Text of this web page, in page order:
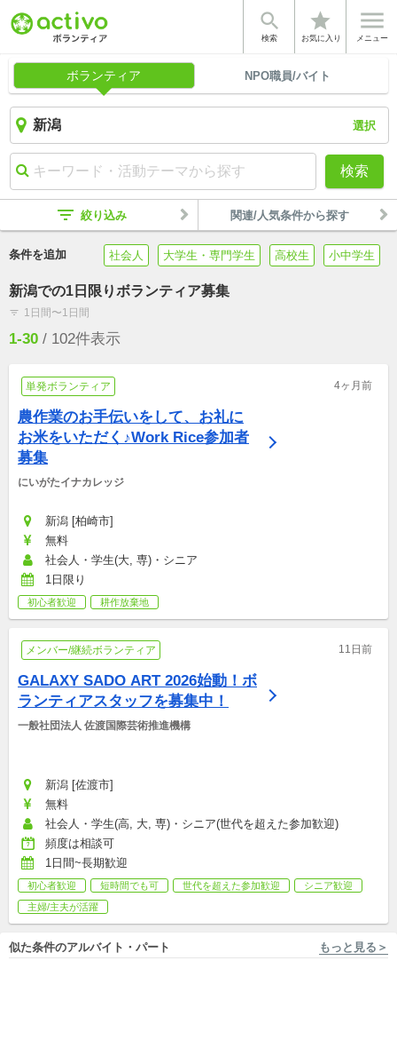

検索
star
お気に入り

メニュー
ボランティア NPO職員/バイト
選択
検索
filter_list 絞り込み 関連/人気条件から探す
条件を追加 社会人 大学生・専門学生 高校生 小中学生
新潟での1日限りボランティア募集
filter_list 1日間〜1日間
1-30 / 102件表示
単発ボランティア 4ヶ月前
農作業のお手伝いをして、お礼に
お米をいただく♪Work Rice参加者
募集
にいがたイナカレッジ
新潟 [柏崎市]
無料
社会人・学生(大, 専)・シニア
1日限り
初心者歓迎 耕作放棄地
メンバー/継続ボランティア 11日前
GALAXY SADO ART 2026始動！ボ
ランティアスタッフを募集中！
一般社団法人 佐渡国際芸術推進機構
新潟 [佐渡市]
無料
社会人・学生(高, 大, 専)・シニア(世代を超えた参加歓迎)
頻度は相談可
1日間~長期歓迎
初心者歓迎 短時間でも可 世代を超えた参加歓迎
シニア歓迎
主婦/主夫が活躍
似た条件のアルバイト・パート もっと見る＞